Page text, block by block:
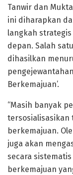
Tanwir dan
ini diharapkan
langkah
depan. Salah
dihasilkan
Berkemajuan’.
“Masih banyak
tersosialisasikan
berkemajuan.
juga akan
secara
berkemajuan